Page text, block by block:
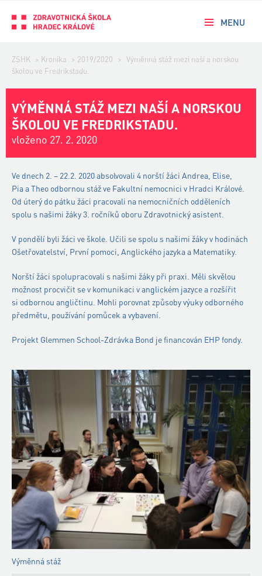
MENU
ZSHK > Kronika > 2019/2020 > Výměnná stáž mezi naší a norskou
školou ve Fredrikstadu.
VÝMĚNNÁ STÁŽ MEZI NAŠÍ A NORSKOU
ŠKOLOU VE FREDRIKSTADU.
vloženo 27. 2. 2020
Ve dnech 2. – 22.2. 2020 absolvovali 4 norští žáci Andrea, Elise,
Pia a Theo odbornou stáž ve Fakultní nemocnici v Hradci Králové.
Od úterý do pátku žáci pracovali na nemocničních odděleních
spolu s našimi žáky 3. ročníků oboru Zdravotnický asistent.
V pondělí byli žáci ve škole. Učili se spolu s našimi žáky v hodinách
Ošetřovatelství, První pomoci, Anglického jazyka a Matematiky.
Norští žáci spolupracovali s našimi žáky při praxi. Měli skvělou
možnost procvičit se v komunikaci v anglickém jazyce a rozšířit
si odbornou angličtinu. Mohli porovnat způsoby výuky odborného
předmětu, používání pomůcek a vybavení.
Projekt Glemmen School-Zdrávka Bond je financován EHP fondy.
Výměnná stáž